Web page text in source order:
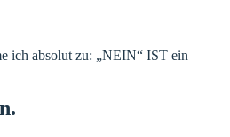
ich absolut zu: „NEIN“ IST ein